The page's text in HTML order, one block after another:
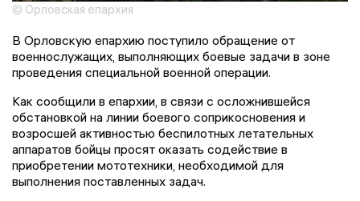
© Орловская епархия
В Орловскую епархию поступило обращение от
военнослужащих, выполняющих боевые задачи в зоне
проведения специальной военной операции.
Как сообщили в епархии, в связи с осложнившейся
обстановкой на линии боевого соприкосновения и
возросшей активностью беспилотных летательных
аппаратов бойцы просят оказать содействие в
приобретении мототехники, необходимой для
выполнения поставленных задач.